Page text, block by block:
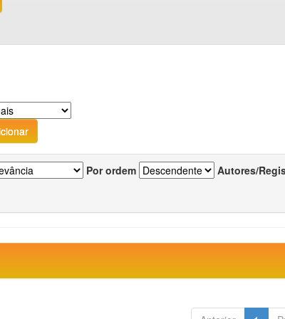
Por ordem Autores/